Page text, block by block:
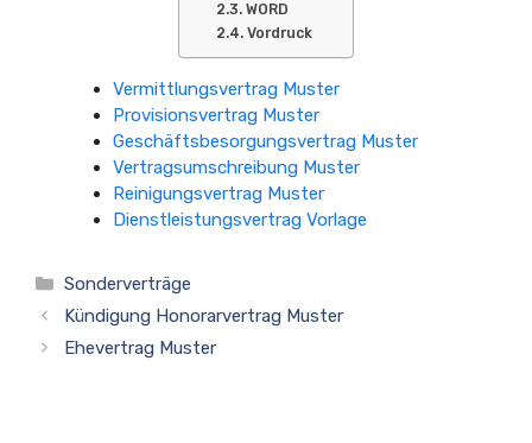
WORD
Vordruck
Vermittlungsvertrag Muster
Provisionsvertrag Muster
Geschäftsbesorgungsvertrag Muster
Vertragsumschreibung Muster
Reinigungsvertrag Muster
Dienstleistungsvertrag Vorlage
Kategorien
Sonderverträge
Kündigung Honorarvertrag Muster
Ehevertrag Muster